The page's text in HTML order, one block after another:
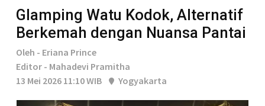
Glamping Watu Kodok, Alternatif
Berkemah dengan Nuansa Pantai
Oleh - Eriana Prince
Editor - Mahadevi Pramitha
13 Mei 2026 11:10 WIB
Yogyakarta